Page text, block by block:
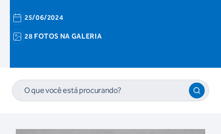
25/06/2024
28 FOTOS NA GALERIA